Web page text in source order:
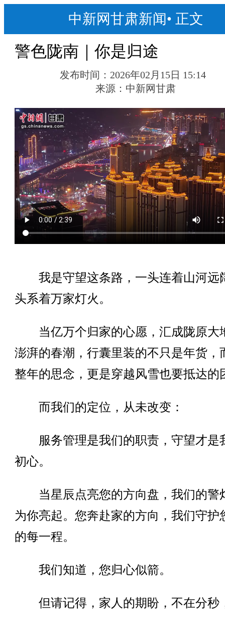
中新网甘肃新闻• 正文
警色陇南｜你是归途
发布时间： 2026年02月15日 15:14
来源： 中新网甘肃
我是守望这条路，一头连着山河远
头系着万家灯火。
当亿万个归家的心愿，汇成陇原大
澎湃的春潮，行囊里装的不只是年货，
整年的思念，更是穿越风雪也要抵达的
而我们的定位，从未改变：
服务管理是我们的职责，守望才是
初心。
当星辰点亮您的方向盘，我们的警
为你亮起。您奔赴家的方向，我们守护
的每一程。
我们知道，您归心似箭。
但请记得，家人的期盼，不在分秒